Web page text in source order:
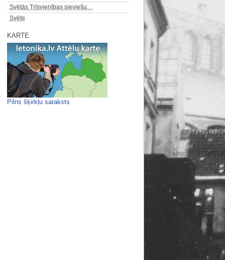
Svētās Trīsvienības sieviešu…
Svēte
KARTE
Pilns šķirkļu saraksts